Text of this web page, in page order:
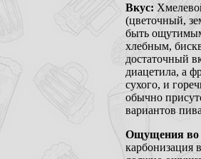
Вкус:
(цветочный,
быть
хлебным,
достаточный
диацетила, а
сухого, и
обычно
вариантов
Ощущения во
карбонизация